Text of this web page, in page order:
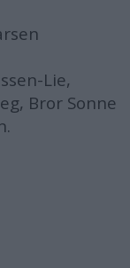
Lie,
Bror Sonne